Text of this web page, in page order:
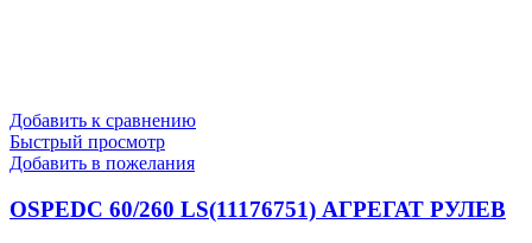
Добавить к сравнению
Быстрый просмотр
Добавить в пожелания
OSPEDC 60/260 LS(11176751) АГРЕГАТ РУЛЕВ